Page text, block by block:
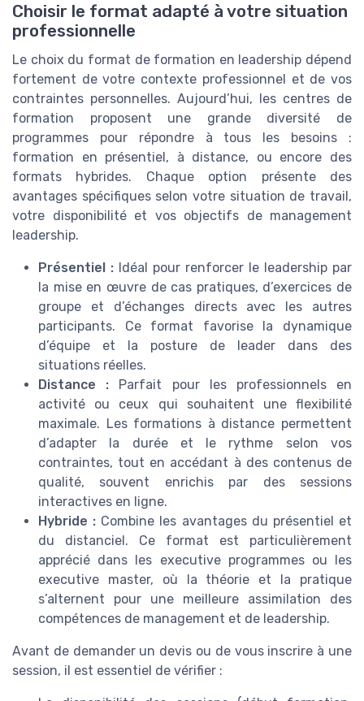
Choisir le format adapté à votre situation
professionnelle
Le choix du format de formation en leadership dépend
fortement de votre contexte professionnel et de vos
contraintes personnelles. Aujourd’hui, les centres de
formation proposent une grande diversité de
programmes pour répondre à tous les besoins :
formation en présentiel, à distance, ou encore des
formats hybrides. Chaque option présente des
avantages spécifiques selon votre situation de travail,
votre disponibilité et vos objectifs de management
leadership.
Présentiel : Idéal pour renforcer le leadership par
la mise en œuvre de cas pratiques, d’exercices de
groupe et d’échanges directs avec les autres
participants. Ce format favorise la dynamique
d’équipe et la posture de leader dans des
situations réelles.
Distance : Parfait pour les professionnels en
activité ou ceux qui souhaitent une flexibilité
maximale. Les formations à distance permettent
d’adapter la durée et le rythme selon vos
contraintes, tout en accédant à des contenus de
qualité, souvent enrichis par des sessions
interactives en ligne.
Hybride : Combine les avantages du présentiel et
du distanciel. Ce format est particulièrement
apprécié dans les executive programmes ou les
executive master, où la théorie et la pratique
s’alternent pour une meilleure assimilation des
compétences de management et de leadership.
Avant de demander un devis ou de vous inscrire à une
session, il est essentiel de vérifier :